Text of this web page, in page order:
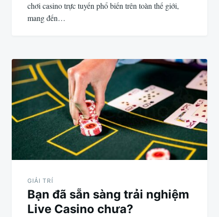
chơi casino trực tuyến phổ biến trên toàn thế giới,
mang đến…
GIẢI TRÍ
Bạn đã sẵn sàng trải nghiệm
Live Casino chưa?